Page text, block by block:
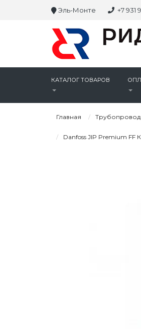
Эль-Монте +7 931
КАТАЛОГ ТОВАРОВ
Главная
Danfoss JIP Premium